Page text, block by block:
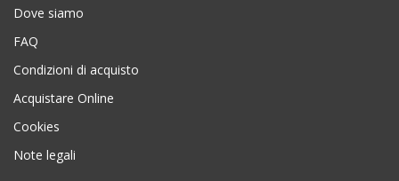
Dove siamo
FAQ
Condizioni di acquisto
Acquistare Online
Cookies
Note legali